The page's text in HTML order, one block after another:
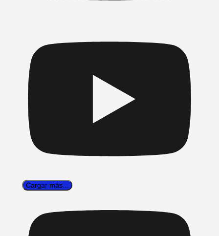
Cargar más...